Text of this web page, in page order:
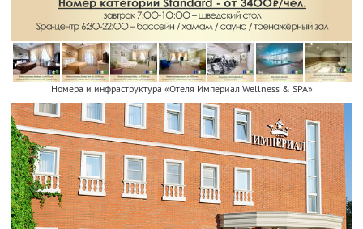
Номера и инфраструктура «Отеля Империал Wellness & SPA»